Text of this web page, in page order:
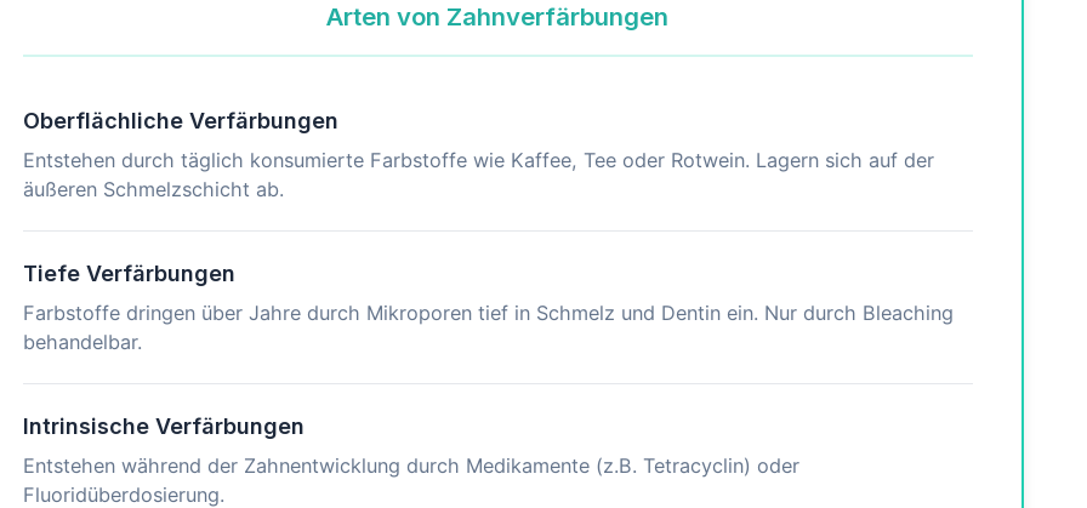
Arten von Zahnverfärbungen
Oberflächliche Verfärbungen
Entstehen durch täglich konsumierte Farbstoffe wie Kaffee, Tee oder Rotwein. Lagern sich auf der
äußeren Schmelzschicht ab.
Tiefe Verfärbungen
Farbstoffe dringen über Jahre durch Mikroporen tief in Schmelz und Dentin ein. Nur durch Bleaching
behandelbar.
Intrinsische Verfärbungen
Entstehen während der Zahnentwicklung durch Medikamente (z.B. Tetracyclin) oder
Fluoridüberdosierung.